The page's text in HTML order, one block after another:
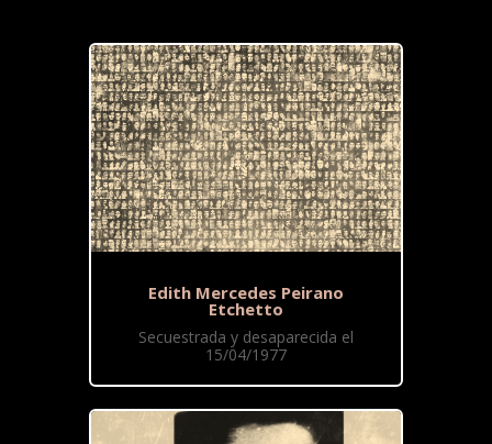
Edith Mercedes Peirano
Etchetto
Secuestrada y desaparecida el
15/04/1977